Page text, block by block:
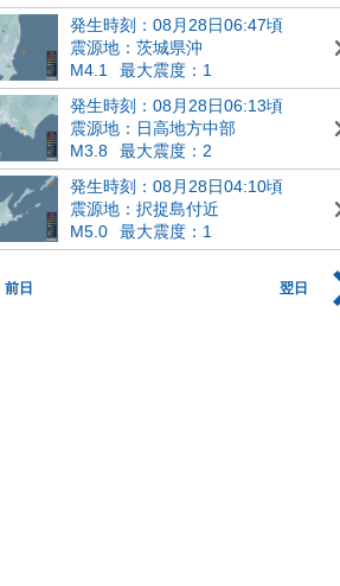
発生時刻：08月28日06:47頃
震源地：茨城県沖
M4.1
最大震度：1
発生時刻：08月28日06:13頃
震源地：日高地方中部
M3.8
最大震度：2
発生時刻：08月28日04:10頃
震源地：択捉島付近
M5.0
最大震度：1
前日 翌日